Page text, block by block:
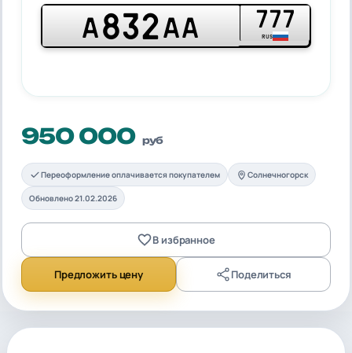
А832АА 777
RUS
950 000 руб
Переоформление оплачивается покупателем Солнечногорск
Обновлено 21.02.2026
В избранное
Предложить цену Поделиться